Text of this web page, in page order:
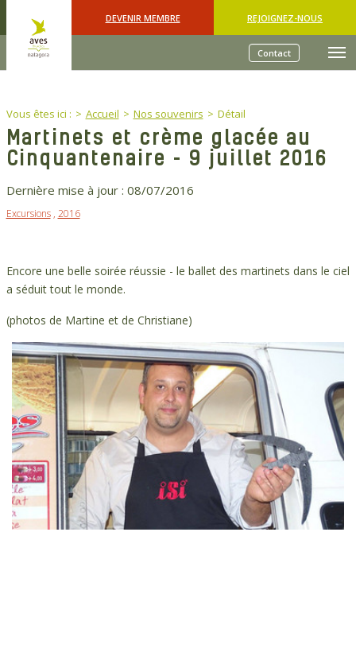
DEVENIR MEMBRE REJOIGNEZ-NOUS
Contact
You are here:
Vous êtes ici : Accueil Nos souvenirs Détail
Martinets et crème glacée au
Cinquantenaire - 9 juillet 2016
Dernière mise à jour : 08/07/2016
Excursions, 2016
Encore une belle soirée réussie - le ballet des martinets dans le ciel
a séduit tout le monde.
(photos de Martine et de Christiane)